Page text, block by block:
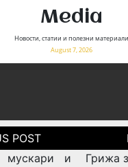
Media
Новости, статии и полезни материали
August 7, 2026
мускари и
Грижа